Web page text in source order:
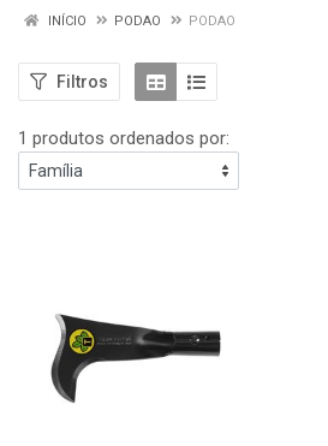
INÍCIO PODAO PODAO
Filtros
1 produtos ordenados por: